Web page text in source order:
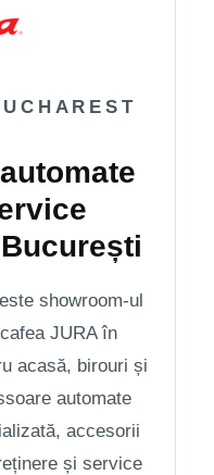
showroom-ul
JURA în
acasă, birouri și
automate
accesorii
și service